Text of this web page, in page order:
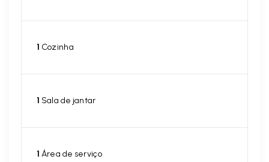
1 Cozinha
1 Sala de jantar
1 Área de serviço